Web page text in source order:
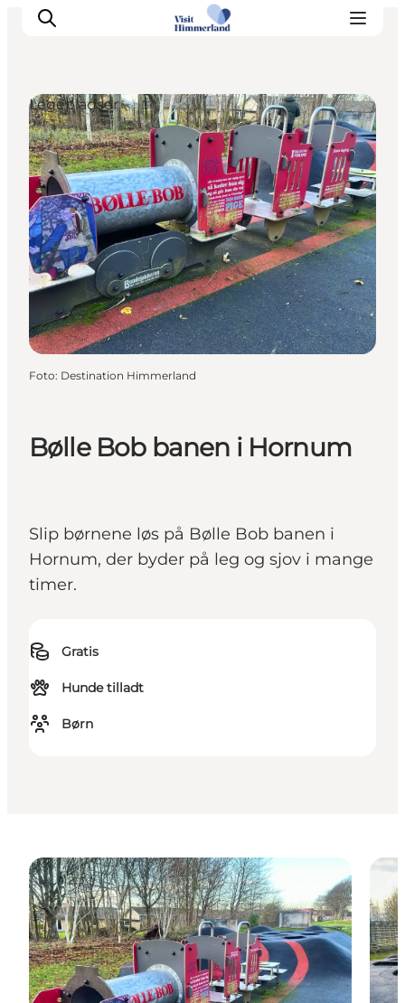
Oplev Himmerland
Udforsk naturen
Himmerlandsbyer
DET SKER
Planlæg din ferie
Book Oplevelser
Praktisk info
Bølle Bob banen i Hornum
Slip børnene løs på Bølle Bob banen i
Hornum, der byder på leg og sjov i mange
timer.
Gratis
Hunde tilladt
Børn
Legepladser
Foto: Destination Himmerland